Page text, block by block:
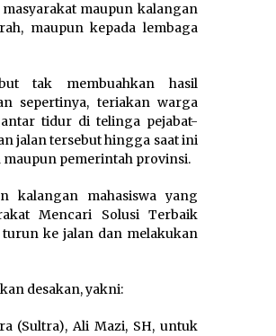
maupun kalangan
maupun kepada lembaga
tak membuahkan hasil
sepertinya, teriakan warga
tidur di telinga pejabat-
jalan tersebut hingga saat ini
pemerintah provinsi.
kalangan mahasiswa yang
Mencari Solusi Terbaik
ke jalan dan melakukan
desakan, yakni:
(Sultra), Ali Mazi, SH, untuk